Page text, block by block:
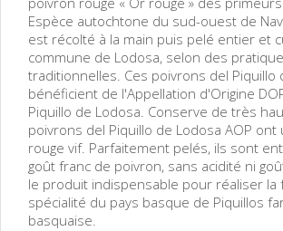
Espèce autochtone du sud-ouest de
est récolté à la main puis pelé entier et
commune de Lodosa, selon des
traditionnelles. Ces poivrons del Piquillo
bénéficient de l'Appellation d'Origine
Piquillo de Lodosa. Conserve de très
poivrons del Piquillo de Lodosa AOP ont
rouge vif. Parfaitement pelés, ils sont
goût franc de poivron, sans acidité ni
le produit indispensable pour réaliser la
spécialité du pays basque de Piquillos
basquaise.